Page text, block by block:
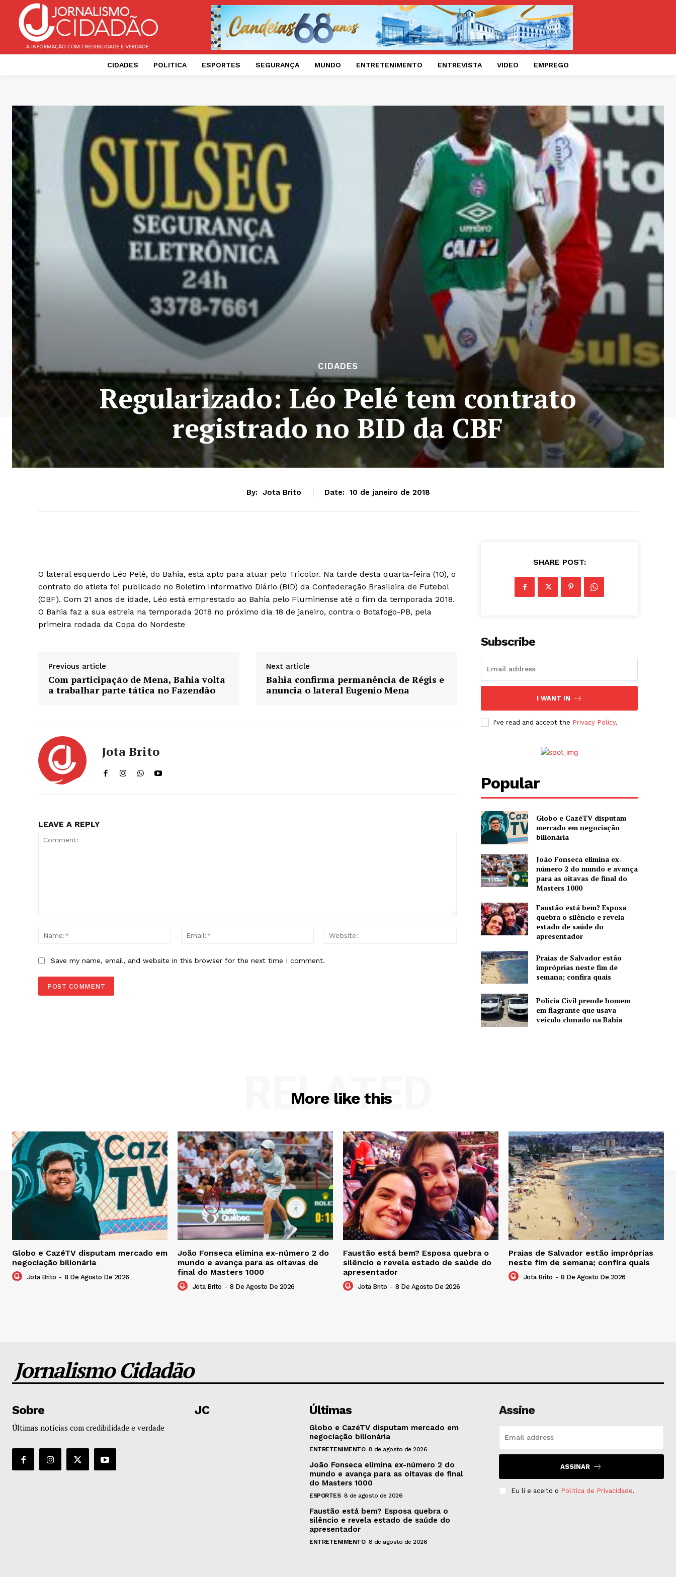
CIDADES POLITICA ESPORTES SEGURANÇA MUNDO ENTRETENIMENTO ENTREVISTA VIDEO EMPREGO
CIDADES
Regularizado: Léo Pelé tem contrato
registrado no BID da CBF
By: Jota Brito Date: 10 de janeiro de 2018
O lateral esquerdo Léo Pelé, do Bahia, está apto para atuar pelo Tricolor. Na tarde desta quarta-feira (10), o
contrato do atleta foi publicado no Boletim Informativo Diário (BID) da Confederação Brasileira de Futebol
(CBF). Com 21 anos de idade, Léo está emprestado ao Bahia pelo Fluminense até o fim da temporada 2018.
O Bahia faz a sua estreia na temporada 2018 no próximo dia 18 de janeiro, contra o Botafogo-PB, pela
primeira rodada da Copa do Nordeste
Previous article
Com participação de Mena, Bahia volta
a trabalhar parte tática no Fazendão
Next article
Bahia confirma permanência de Régis e
anuncia o lateral Eugenio Mena
Jota Brito
LEAVE A REPLY
Name:*
Email:* Website:
Save my name, email, and website in this browser for the next time I comment.
SHARE POST:
Subscribe
I WANT IN
I've read and accept the Privacy Policy.
Popular
Globo e CazéTV disputam
mercado em negociação
bilionária
João Fonseca elimina ex-
número 2 do mundo e avança
para as oitavas de final do
Masters 1000
Faustão está bem? Esposa
quebra o silêncio e revela
estado de saúde do
apresentador
Praias de Salvador estão
impróprias neste fim de
semana; confira quais
Polícia Civil prende homem
em flagrante que usava
veículo clonado na Bahia
More like this
RELATED
Globo e CazéTV disputam mercado em
negociação bilionária
Jota Brito - 8 De Agosto De 2026
João Fonseca elimina ex-número 2 do
mundo e avança para as oitavas de
final do Masters 1000
Jota Brito - 8 De Agosto De 2026
Faustão está bem? Esposa quebra o
silêncio e revela estado de saúde do
apresentador
Jota Brito - 8 De Agosto De 2026
Praias de Salvador estão impróprias
neste fim de semana; confira quais
Jota Brito - 8 De Agosto De 2026
Jornalismo Cidadão
Sobre
Últimas notícias com credibilidade e verdade
JC Últimas
Globo e CazéTV disputam mercado em
negociação bilionária
ENTRETENIMENTO 8 de agosto de 2026
João Fonseca elimina ex-número 2 do
mundo e avança para as oitavas de final
do Masters 1000
ESPORTES 8 de agosto de 2026
Faustão está bem? Esposa quebra o
silêncio e revela estado de saúde do
apresentador
ENTRETENIMENTO 8 de agosto de 2026
Assine
ASSINAR
Eu li e aceito o Politica de Privacidade.